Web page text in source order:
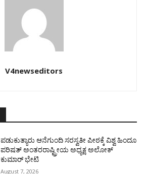
V4newseditors
ಪಡುಕುತ್ಯಾರು ಆನೆಗುಂದಿ ಸರಸ್ವತೀ ಪೀಠಕ್ಕೆ ವಿಶ್ವ ಹಿಂದೂ
ಪರಿಷತ್ ಅಂತರರಾಷ್ಟ್ರೀಯ ಅಧ್ಯಕ್ಷ ಅಲೋಕ್
ಕುಮಾರ್ ಭೇಟಿ
August 7, 2026